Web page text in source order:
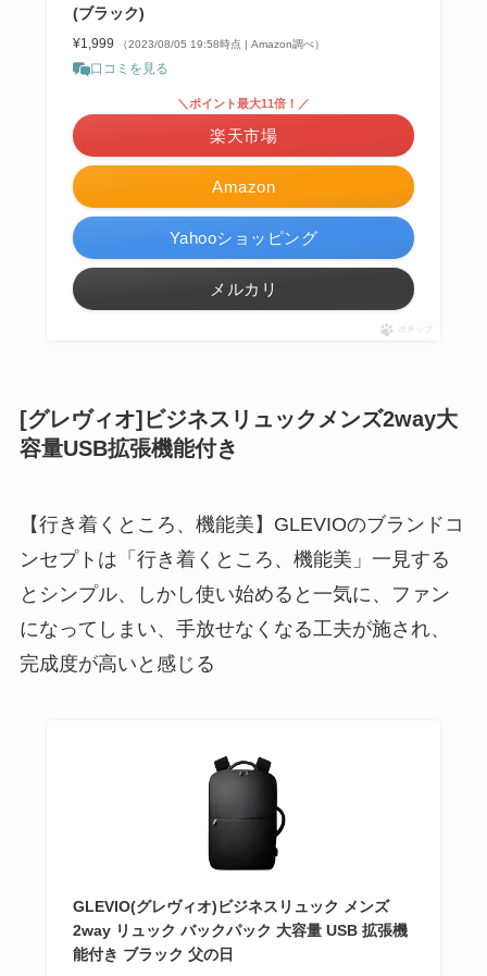
(ブラック)
¥1,999 （2023/08/05 19:58時点 | Amazon調べ）
口コミを見る
Amazon
＼ポイント最大11倍！／
楽天市場
Yahooショッピング
メルカリ
ポチップ
[グレヴィオ]ビジネスリュックメンズ2way大
容量USB拡張機能付き
【行き着くところ、機能美】GLEVIOのブランドコ
ンセプトは「行き着くところ、機能美」一見する
とシンプル、しかし使い始めると一気に、ファン
になってしまい、手放せなくなる工夫が施され、
完成度が高いと感じる
GLEVIO(グレヴィオ)ビジネスリュック メンズ
2way リュック バックパック 大容量 USB 拡張機
能付き ブラック 父の日